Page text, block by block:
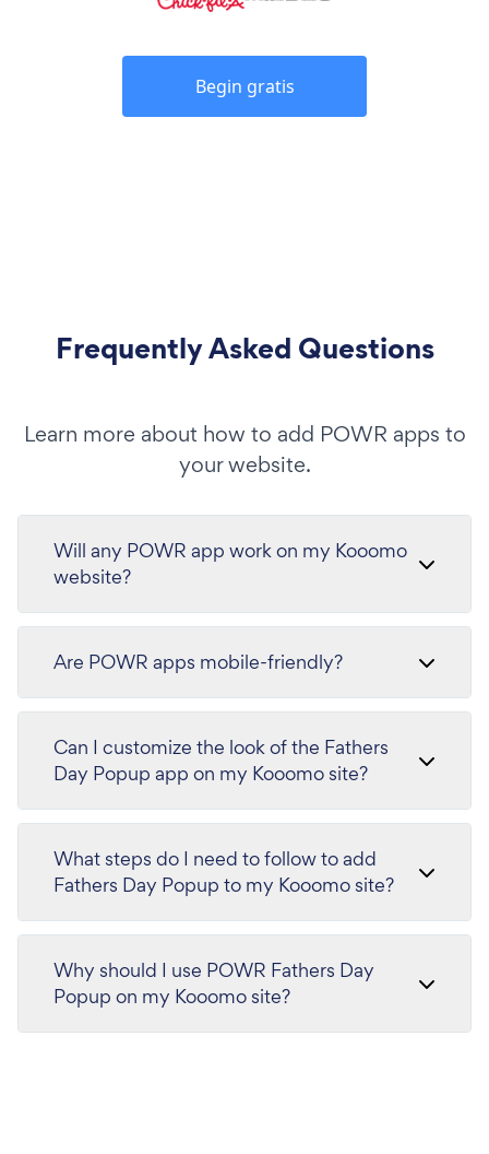
Begin gratis
Frequently Asked Questions
Learn more about how to add POWR apps to
your website.
Will any POWR app work on my Kooomo
website?
Are POWR apps mobile-friendly?
Can I customize the look of the Fathers
Day Popup app on my Kooomo site?
What steps do I need to follow to add
Fathers Day Popup to my Kooomo site?
Why should I use POWR Fathers Day
Popup on my Kooomo site?